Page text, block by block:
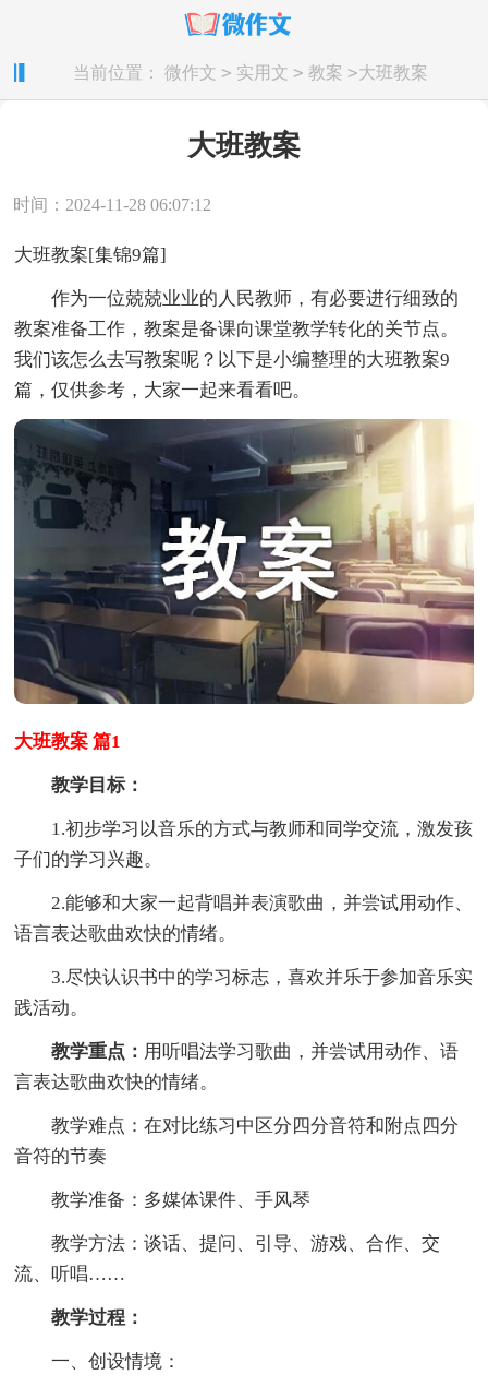
当前位置： 微作文 > 实用文 > 教案 >大班教案
大班教案
时间：2024-11-28 06:07:12
大班教案[集锦9篇]
作为一位兢兢业业的人民教师，有必要进行细致的
教案准备工作，教案是备课向课堂教学转化的关节点。
我们该怎么去写教案呢？以下是小编整理的大班教案9
篇，仅供参考，大家一起来看看吧。
大班教案 篇1
教学目标：
1.初步学习以音乐的方式与教师和同学交流，激发孩
子们的学习兴趣。
2.能够和大家一起背唱并表演歌曲，并尝试用动作、
语言表达歌曲欢快的情绪。
3.尽快认识书中的学习标志，喜欢并乐于参加音乐实
践活动。
教学重点： 用听唱法学习歌曲，并尝试用动作、语
言表达歌曲欢快的情绪。
教学难点：在对比练习中区分四分音符和附点四分
音符的节奏
教学准备：多媒体课件、手风琴
教学方法：谈话、提问、引导、游戏、合作、交
流、听唱……
教学过程：
一、创设情境：